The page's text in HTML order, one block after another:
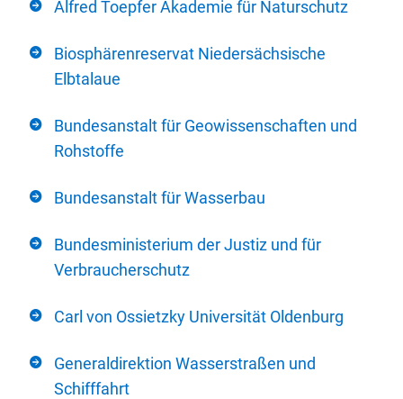
Alfred Toepfer Akademie für Naturschutz
Biosphärenreservat Niedersächsische
Elbtalaue
Bundesanstalt für Geowissenschaften und
Rohstoffe
Bundesanstalt für Wasserbau
Bundesministerium der Justiz und für
Verbraucherschutz
Carl von Ossietzky Universität Oldenburg
Generaldirektion Wasserstraßen und
Schifffahrt